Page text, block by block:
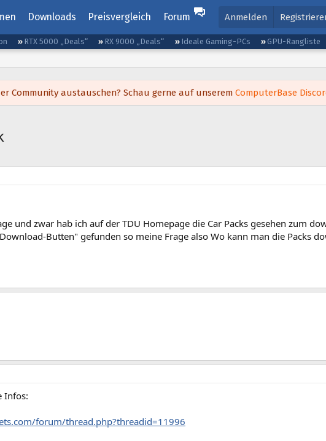
Downloads Preisvergleich Forum Anmelden
RTX 5000 „Deals“ RX 9000 „Deals“ Ideale Gaming-PCs GPU-Rangliste
Community austauschen? Schau gerne auf unserem ComputerBase
und zwar hab ich auf der TDU Homepage die Car Packs gesehen zum
Butten" gefunden so meine Frage also Wo kann man die Packs
Infos:
forum/thread.php?threadid=11996